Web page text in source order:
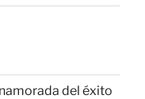
del éxito